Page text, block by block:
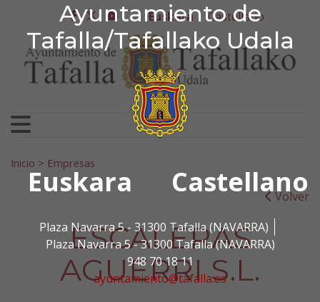
Ayuntamiento de
Tafalla/Tafallako Udala
Euskara Castellano
Plaza Navarra 5 - 31300 Tafalla (NAVARRA)
Plaza Navarra 5 - 31300 Tafalla (NAVARRA)
948 70 18 11
ayuntamiento@tafalla.es
Ir al contenido
Ayuntamiento de
facebook
twitter
youtube
Euskara Castellano
Bilatu:
Inicio > Empresas
Volver
ESCALERAS
AGUERRI S.L.